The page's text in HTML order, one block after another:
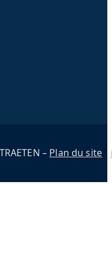
– Plan du site